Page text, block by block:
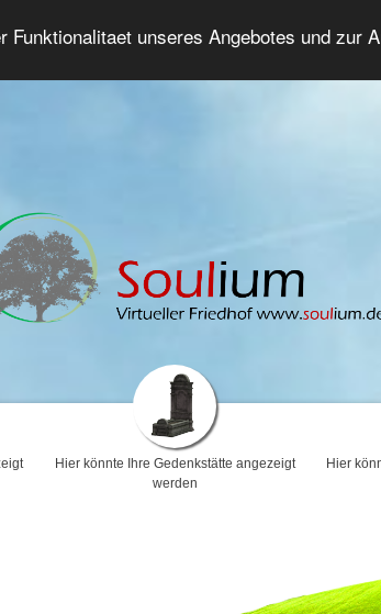
unseres Angebotes und zur
Trauerforum Erweiterte Suche
Hier könnte Ihre Gedenkstätte angezeigt
werden
Hier